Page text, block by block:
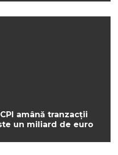
amână tranzacții
un miliard de euro